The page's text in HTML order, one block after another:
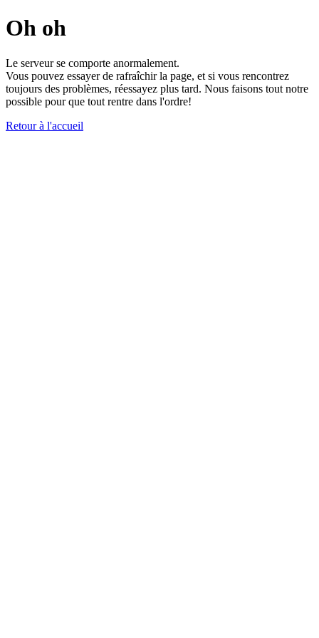
Oh oh
Le serveur se comporte anormalement.
Vous pouvez essayer de rafraîchir la page, et si vous rencontrez
toujours des problèmes, réessayez plus tard. Nous faisons tout notre
possible pour que tout rentre dans l'ordre!
Retour à l'accueil